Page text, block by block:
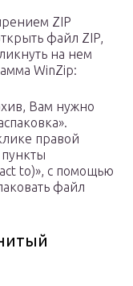
ZIP
файл ZIP,
на нем
WinZip:
Вам нужно
правой
to)», с помощью
файл